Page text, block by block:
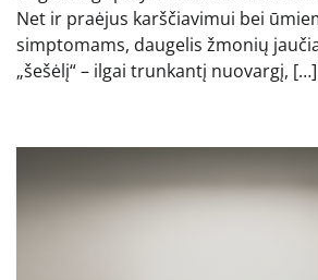
Net ir praėjus karščiavimui bei
simptomams, daugelis žmonių
„šešėlį“ – ilgai trunkantį nuovargį, […]